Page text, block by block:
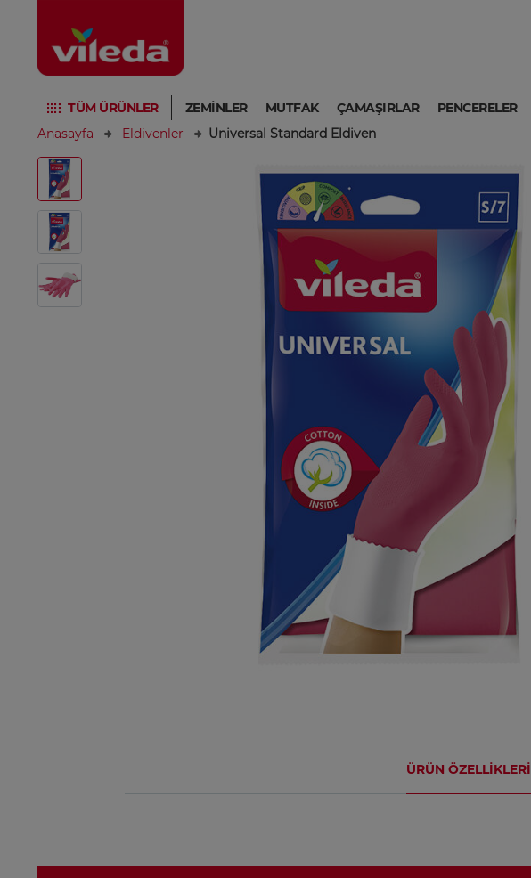
TÜM ÜRÜNLER ZEMINLER MUTFAK ÇAMAŞIRLAR PENCERELER
Anasayfa
Eldivenler Universal Standard Eldiven
ÜRÜN ÖZELLIKLERI